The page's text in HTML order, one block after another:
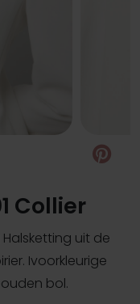
Collier
Halsketting uit de
Ivoorkleurige
bol.